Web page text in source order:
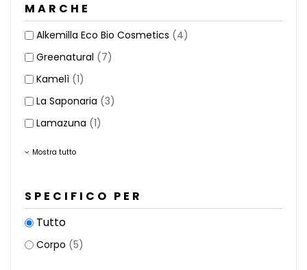
MARCHE
Alkemilla Eco Bio Cosmetics (4)
Greenatural (7)
Kamelì (1)
La Saponaria (3)
Lamazuna (1)
Mostra tutto
SPECIFICO PER
Tutto
Corpo (5)